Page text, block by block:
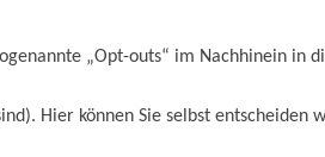
„Opt-outs“ im Nachhinein in
Hier können Sie selbst entscheiden